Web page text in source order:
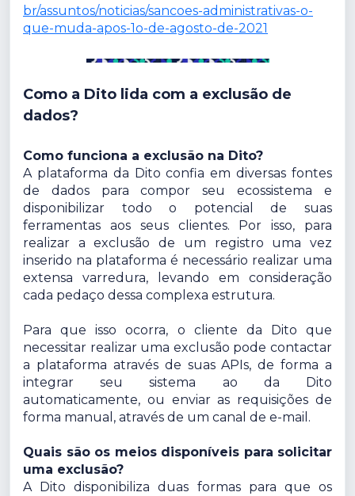
br/assuntos/noticias/sancoes-administrativas-o-
que-muda-apos-1o-de-agosto-de-2021
Como a Dito lida com a exclusão de
dados?
Como funciona a exclusão na Dito?
A plataforma da Dito confia em diversas fontes
de dados para compor seu ecossistema e
disponibilizar todo o potencial de suas
ferramentas aos seus clientes. Por isso, para
realizar a exclusão de um registro uma vez
inserido na plataforma é necessário realizar uma
extensa varredura, levando em consideração
cada pedaço dessa complexa estrutura.
Para que isso ocorra, o cliente da Dito que
necessitar realizar uma exclusão pode contactar
a plataforma através de suas APIs, de forma a
integrar seu sistema ao da Dito
automaticamente, ou enviar as requisições de
forma manual, através de um canal de e-mail.
Quais são os meios disponíveis para solicitar
uma exclusão?
A Dito disponibiliza duas formas para que os